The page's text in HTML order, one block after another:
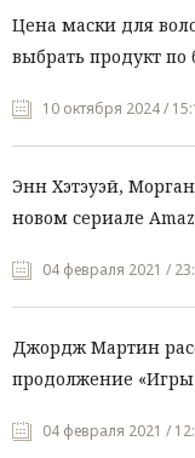
Цена маски для
выбрать продукт по
10 октября 2024 /
Энн Хэтэуэй,
новом сериале
04 февраля 2021 /
Джордж Мартин
продолжение «Игры
04 февраля 2021 /